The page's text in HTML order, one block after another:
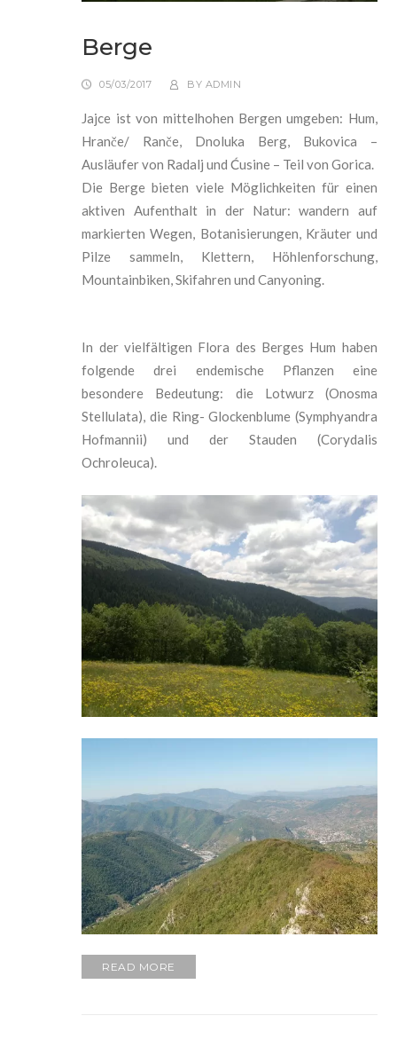
Berge
05/03/2017 BY ADMIN
Jajce ist von mittelhohen Bergen umgeben: Hum,
Hranče/ Ranče, Dnoluka Berg, Bukovica –
Ausläufer von Radalj undĆusine – Teil von Gorica.
Die Berge bieten viele Möglichkeiten für einen
aktiven Aufenthalt in der Natur: wandern auf
markierten Wegen, Botanisierungen, Kräuter und
Pilze sammeln, Klettern, Höhlenforschung,
Mountainbiken, Skifahren und Canyoning.
In der vielfältigen Flora des Berges Hum haben
folgende drei endemische Pflanzen eine
besondere Bedeutung: die Lotwurz (Onosma
Stellulata), die Ring- Glockenblume (Symphyandra
Hofmannii) und der Stauden (Corydalis
Ochroleuca).
READ MORE